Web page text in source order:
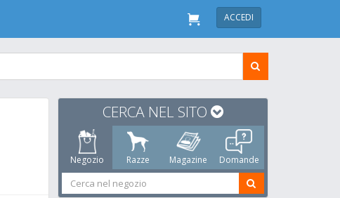
ACCEDI
CERCA NEL SITO
Negozio Razze Magazine Domande